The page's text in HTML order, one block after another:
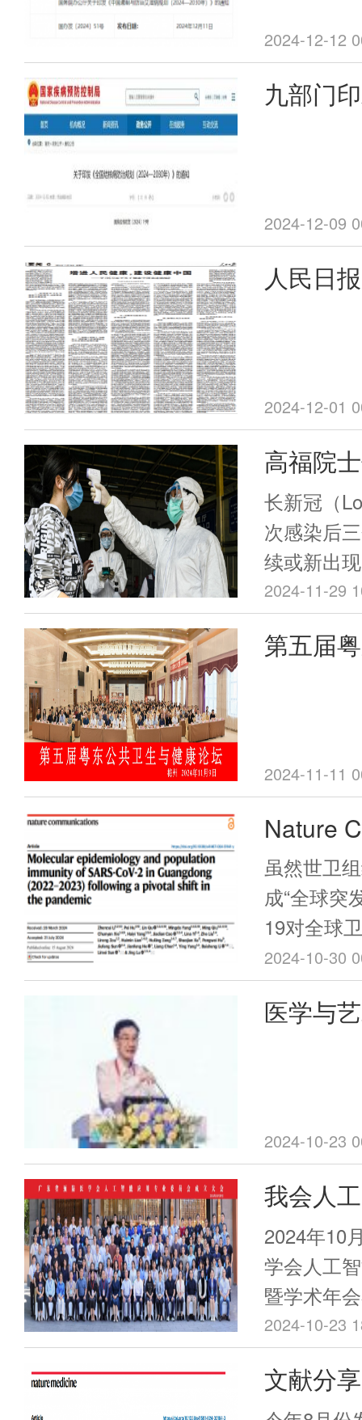
2024-12-12
九部门
2024-12-09
人民日
2024-12-01
高福院
模“长新
这些人
长新冠（
次感染后
续或新出
显的解释
影响。症
雾、头晕
碍。
2024-11-29
第五届
2024-11-11
Nature
陆靖/孙
东省防
毒的流
况变化
虽然世卫
成“全球突
19对全球
未尽，病
22年年底
转变。
染后的免
估。
2024-10-30
医学与
2024-10-23
我会人
立大会
开！
2024年10
学会人工
暨学术年
会长吴圣
技术部主
席，来自
2024-10-23
文献分